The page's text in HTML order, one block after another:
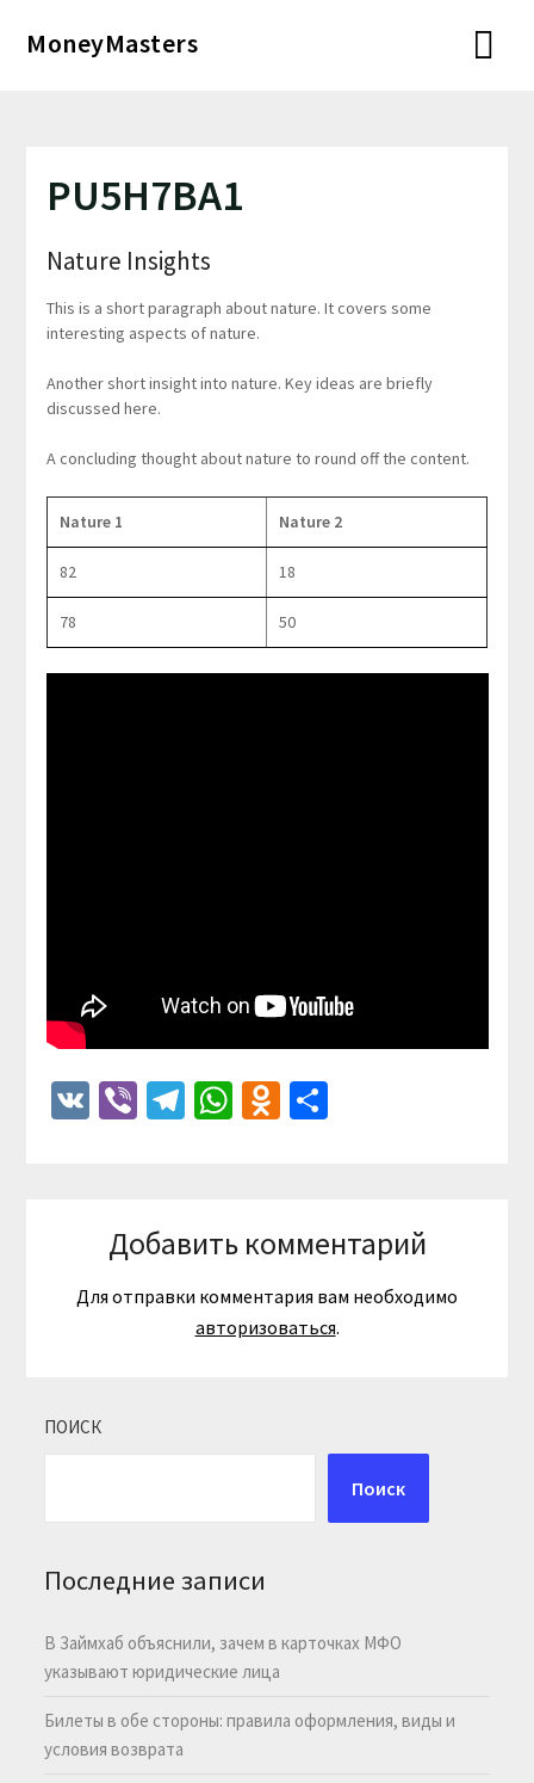
MoneyMasters
PU5H7BA1
Nature Insights
This is a short paragraph about nature. It covers some
interesting aspects of nature.
Another short insight into nature. Key ideas are briefly
discussed here.
A concluding thought about nature to round off the content.
Nature 1 Nature 2
82 18
78 50
VKViberTelegram
WhatsApp
Odnoklassniki
Отправить
Добавить комментарий
Для отправки комментария вам необходимо
авторизоваться.
ПОИСК
Поиск
Последние записи
В Займхаб объяснили, зачем в карточках МФО
указывают юридические лица
Билеты в обе стороны: правила оформления, виды и
условия возврата